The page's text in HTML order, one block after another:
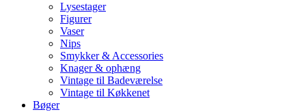
Lysestager
Figurer
Vaser
Nips
Smykker & Accessories
Knager & ophæng
Vintage til Badeværelse
Vintage til Køkkenet
Bøger